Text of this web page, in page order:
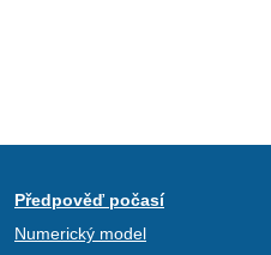
Předpověď počasí
Numerický model